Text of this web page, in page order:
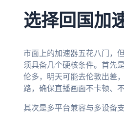
选择回国加
市面上的加速器五花八门，
须具备几个硬核条件。首先
伦多，明天可能去伦敦出差
路，确保直播画面不卡顿、不
其次是多平台兼容与多设备